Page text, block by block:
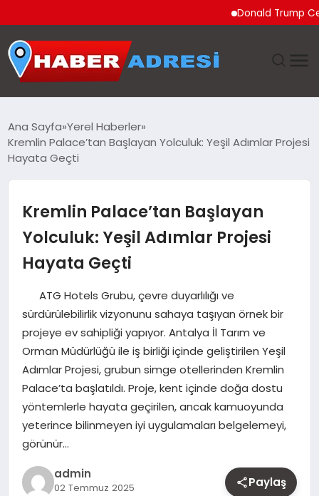
Donald Trump
GÜNDEM
TEKNOLOJI
EĞITIM
MAGAZIN
YAŞAM
OTOMOBIL
Ana Sayfa Yerel Haberler
Kremlin Palace’tan Başlayan Yolculuk: Yeşil Adımlar Projesi
Hayata Geçti
Kremlin Palace’tan Başlayan
Yolculuk: Yeşil Adımlar Projesi
Hayata Geçti
ATG Hotels Grubu, çevre duyarlılığı ve
sürdürülebilirlik vizyonunu sahaya taşıyan örnek bir
projeye ev sahipliği yapıyor. Antalya İl Tarım ve
Orman Müdürlüğü ile iş birliği içinde geliştirilen Yeşil
Adımlar Projesi, grubun simge otellerinden Kremlin
Palace’ta başlatıldı. Proje, kent içinde doğa dostu
yöntemlerle hayata geçirilen, ancak kamuoyunda
yeterince bilinmeyen iyi uygulamaları belgelemeyi,
görünür…
admin
02 Temmuz 2025 Paylaş